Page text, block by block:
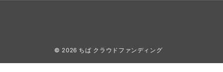
© 2026 ちば クラウドファンディング